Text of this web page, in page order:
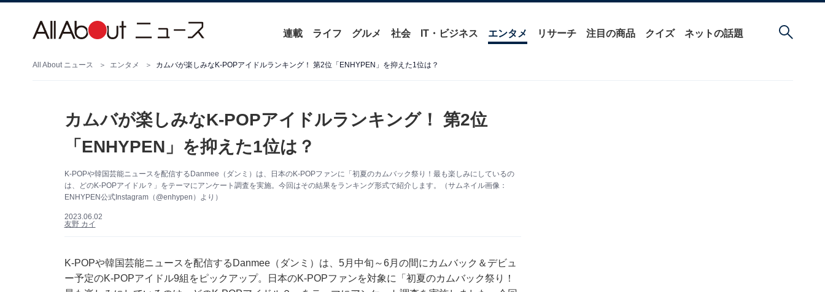
連載 ライフ グルメ 社会 IT・ビジネス エンタメ リサーチ 注目の商品 クイズ ネットの話題
All About ニュース エンタメ カムバが楽しみなK-POPアイドルランキング！ 第2位「ENHYPEN」を抑えた1位は？
カムバが楽しみなK-POPアイドルランキング！ 第2位
「ENHYPEN」を抑えた1位は？
K-POPや韓国芸能ニュースを配信するDanmee（ダンミ）は、日本のK-POPファンに「初夏のカムバック祭り！最も楽しみにしているの
は、どのK-POPアイドル？」をテーマにアンケート調査を実施。今回はその結果をランキング形式で紹介します。（サムネイル画像：
ENHYPEN公式Instagram（@enhypen）より）
2023.06.02
友野 カイ
K-POPや韓国芸能ニュースを配信するDanmee（ダンミ）は、5月中旬～6月の間にカムバック＆デビュ
ー予定のK-POPアイドル9組をピックアップ。日本のK-POPファンを対象に「初夏のカムバック祭り！